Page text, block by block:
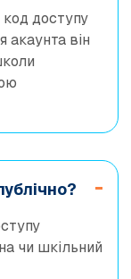
код доступу
акаунта він
чи шкільний